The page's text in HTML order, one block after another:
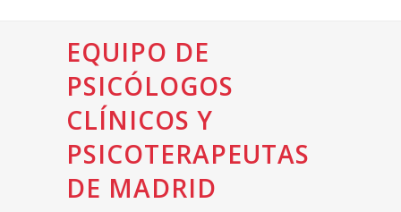
EQUIPO DE
PSICÓLOGOS
CLÍNICOS Y
PSICOTERAPEUTAS
DE MADRID